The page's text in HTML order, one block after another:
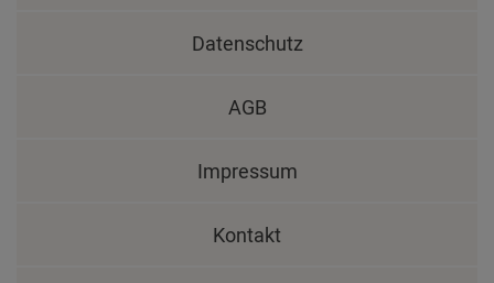
Datenschutz
AGB
Impressum
Kontakt